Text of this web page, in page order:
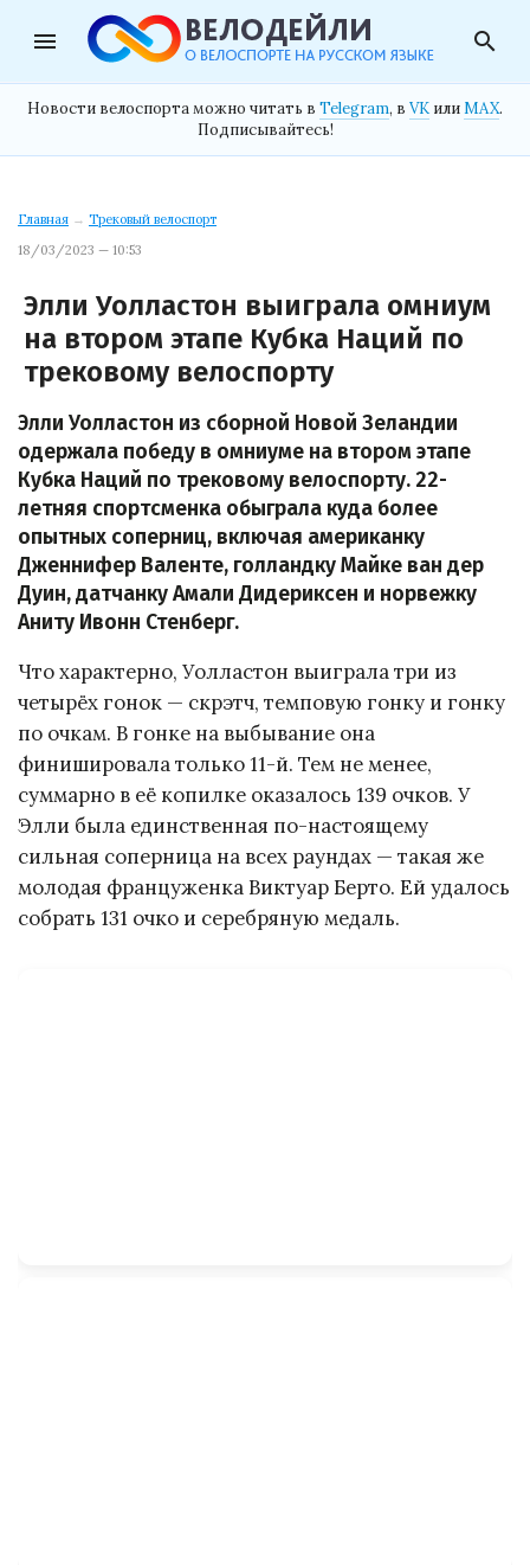
menu search
Новости велоспорта можно читать в Telegram, в VK илиMAX.
Подписывайтесь!
Главная → Трековый велоспорт
18/03/2023 — 10:53
Элли Уолластон выиграла омниум
на втором этапе Кубка Наций по
трековому велоспорту
Элли Уолластон из сборной Новой Зеландии
одержала победу в омниуме на втором этапе
Кубка Наций по трековому велоспорту. 22-
летняя спортсменка обыграла куда более
опытных соперниц, включая американку
Дженнифер Валенте, голландку Майке ван дер
Дуин, датчанку Амали Дидериксен и норвежку
Аниту Ивонн Стенберг.
Что характерно, Уолластон выиграла три из
четырёх гонок — скрэтч, темповую гонку и гонку
по очкам. В гонке на выбывание она
финишировала только 11-й. Тем не менее,
суммарно в её копилке оказалось 139 очков. У
Элли была единственная по-настоящему
сильная соперница на всех раундах — такая же
молодая француженка Виктуар Берто. Ей удалось
собрать 131 очко и серебряную медаль.